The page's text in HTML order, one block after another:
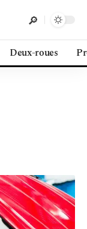
Deux-roues